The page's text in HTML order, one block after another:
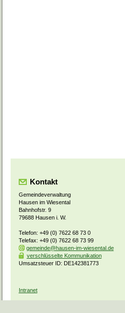
Kontakt
Gemeindeverwaltung
Hausen im Wiesental
Bahnhofstr. 9
79688 Hausen i. W.
Telefon: +49 (0) 7622 68 73 0
Telefax: +49 (0) 7622 68 73 99
gemeinde@hausen-im-wiesental.de
verschlüsselte Kommunikation
Umsatzsteuer ID: DE142381773
Intranet